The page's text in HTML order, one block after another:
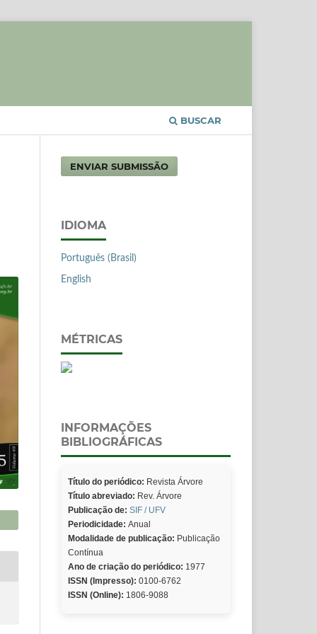
BUSCAR
ENVIAR SUBMISSÃO
IDIOMA
Português (Brasil)
English
MÉTRICAS
INFORMAÇÕES
BIBLIOGRÁFICAS
Título do periódico: Revista Árvore
Título abreviado: Rev. Árvore
Publicação de: SIF / UFV
Periodicidade: Anual
Modalidade de publicação: Publicação
Contínua
Ano de criação do periódico: 1977
ISSN (Impresso): 0100-6762
ISSN (Online): 1806-9088